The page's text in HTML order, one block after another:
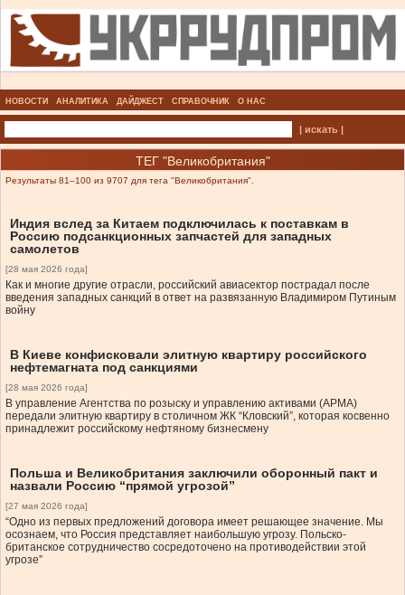
НОВОСТИ АНАЛИТИКА ДАЙДЖЕСТ СПРАВОЧНИК О НАС
| искать |
ТЕГ "Великобритания"
Результаты 81–100 из 9707 для тега "Великобритания".
Индия вслед за Китаем подключилась к поставкам в
Россию подсанкционных запчастей для западных
самолетов
[28 мая 2026 года]
Как и многие другие отрасли, российский авиасектор пострадал после
введения западных санкций в ответ на развязанную Владимиром Путиным
войну
В Киеве конфисковали элитную квартиру российского
нефтемагната под санкциями
[28 мая 2026 года]
В управление Агентства по розыску и управлению активами (АРМА)
передали элитную квартиру в столичном ЖК “Кловский”, которая косвенно
принадлежит российскому нефтяному бизнесмену
Польша и Великобритания заключили оборонный пакт и
назвали Россию “прямой угрозой”
[27 мая 2026 года]
“Одно из первых предложений договора имеет решающее значение. Мы
осознаем, что Россия представляет наибольшую угрозу. Польско-
британское сотрудничество сосредоточено на противодействии этой
угрозе”